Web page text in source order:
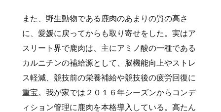
また、野生動物である鹿肉のあまりの質の高さ
に、愛媛に戻ってからも取り寄せをした。実はア
スリート界で鹿肉は、主にアミノ酸の一種である
カルニチンの補給源として、脳機能向上やストレ
ス軽減、競技前の栄養補給や競技後の疲労回復に
重宝。我が家では２０１６年シーズンからコンデ
ィション管理に鹿肉を本格導入している。高たん